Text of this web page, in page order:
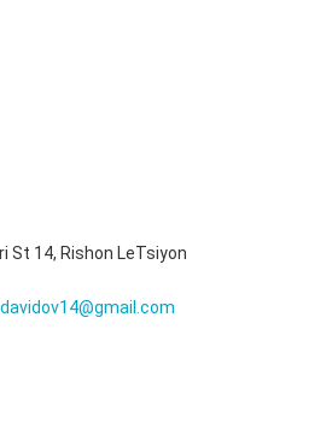
St 14, Rishon LeTsiyon